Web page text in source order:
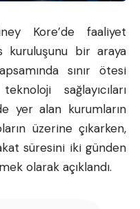
Kore’de faaliyet
bir araya
sınır ötesi
sağlayıcıları
yer alan kurumların
üzerine çıkarken,
süresini iki günden
olarak açıklandı.